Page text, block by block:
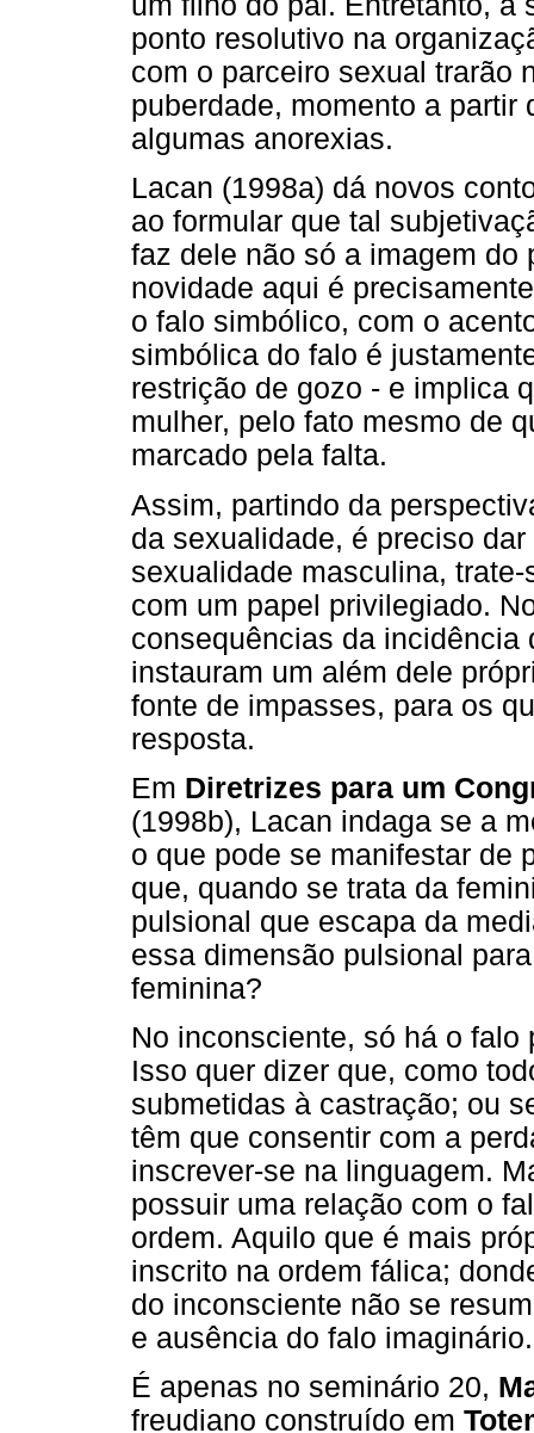
ponto resolutivo na
com o parceiro sexual trarão
puberdade, momento a partir
algumas anorexias.
Lacan (1998a) dá novos
ao formular que tal
faz dele não só a imagem do
novidade aqui é
o falo simbólico, com o
simbólica do falo é
restrição de gozo - e implica
mulher, pelo fato mesmo de
marcado pela falta.
Assim, partindo da
da sexualidade, é preciso
sexualidade masculina,
com um papel privilegiado.
consequências da
instauram um além dele
fonte de impasses, para os
resposta.
Em Diretrizes para um
(1998b), Lacan indaga se a
o que pode se manifestar de
que, quando se trata da
pulsional que escapa da
essa dimensão pulsional
feminina?
No inconsciente, só há o
Isso quer dizer que, como
submetidas à castração; ou
têm que consentir com a
inscrever-se na linguagem.
possuir uma relação com o
ordem. Aquilo que é mais
inscrito na ordem fálica;
do inconsciente não se
e ausência do falo imaginário.
É apenas no seminário 20,
freudiano construído em